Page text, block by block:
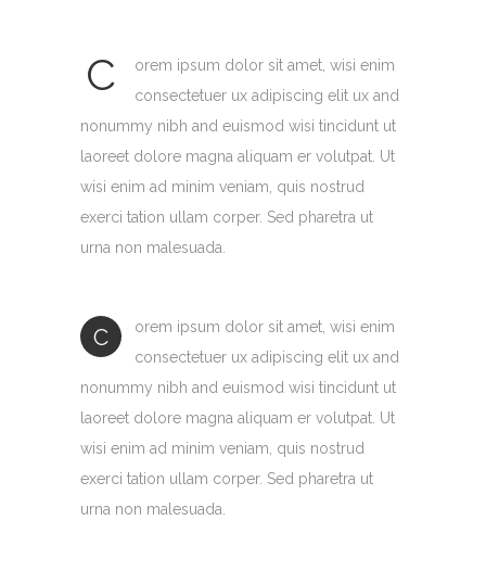
C
orem ipsum dolor sit amet, wisi enim
consectetuer ux adipiscing elit ux and
nonummy nibh and euismod wisi tincidunt ut
laoreet dolore magna aliquam er volutpat. Ut
wisi enim ad minim veniam, quis nostrud
exerci tation ullam corper. Sed pharetra ut
urna non malesuada.
C
orem ipsum dolor sit amet, wisi enim
consectetuer ux adipiscing elit ux and
nonummy nibh and euismod wisi tincidunt ut
laoreet dolore magna aliquam er volutpat. Ut
wisi enim ad minim veniam, quis nostrud
exerci tation ullam corper. Sed pharetra ut
urna non malesuada.